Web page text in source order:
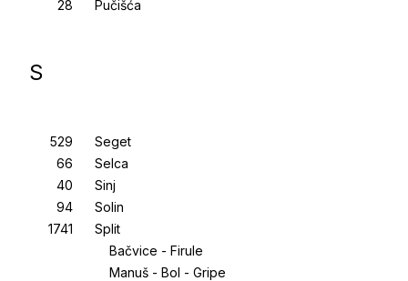
Pučišća
S
Seget
Selca
Sinj
Solin
Split
Bačvice - Firule
Manuš - Bol - Gripe